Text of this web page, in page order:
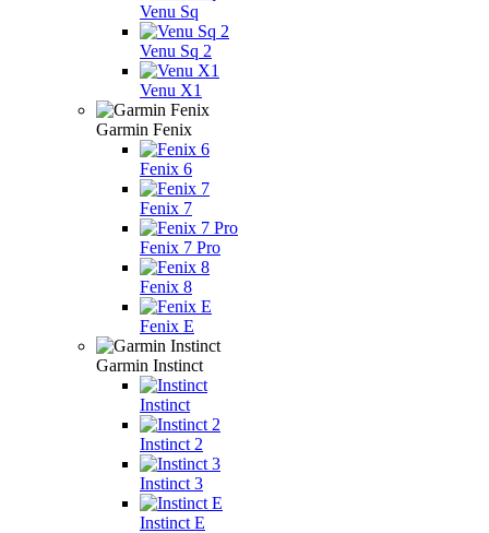
Venu Sq
Venu Sq 2
Venu X1
Garmin Fenix
Fenix 6
Fenix 7
Fenix 7 Pro
Fenix 8
Fenix E
Garmin Instinct
Instinct
Instinct 2
Instinct 3
Instinct E